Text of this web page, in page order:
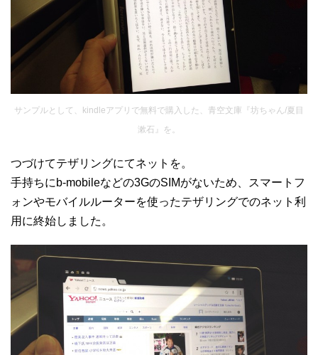
サンプルとして、kindleアプリで無料で購入した、青空文庫『坊ちゃん/夏目
漱石』を。
つづけてテザリングにてネットを。
手持ちにb-mobileなどの3GのSIMがないため、スマートフ
ォンやモバイルルーターを使ったテザリングでのネット利
用に終始しました。